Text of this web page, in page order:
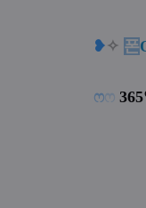
❥ ✧ 폰
ෆෆ365